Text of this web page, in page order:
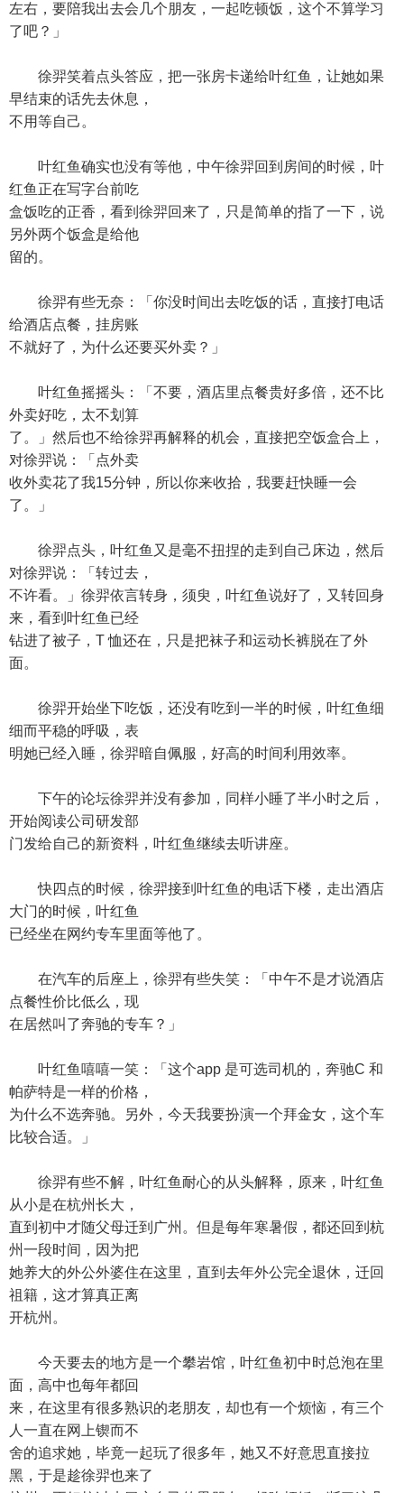
左右，要陪我出去会几个朋友，一起吃顿饭，这个不算学习
了吧？」
徐羿笑着点头答应，把一张房卡递给叶红鱼，让她如果
早结束的话先去休息，
不用等自己。
叶红鱼确实也没有等他，中午徐羿回到房间的时候，叶
红鱼正在写字台前吃
盒饭吃的正香，看到徐羿回来了，只是简单的指了一下，说
另外两个饭盒是给他
留的。
徐羿有些无奈：「你没时间出去吃饭的话，直接打电话
给酒店点餐，挂房账
不就好了，为什么还要买外卖？」
叶红鱼摇摇头：「不要，酒店里点餐贵好多倍，还不比
外卖好吃，太不划算
了。」然后也不给徐羿再解释的机会，直接把空饭盒合上，
对徐羿说：「点外卖
收外卖花了我15分钟，所以你来收拾，我要赶快睡一会
了。」
徐羿点头，叶红鱼又是毫不扭捏的走到自己床边，然后
对徐羿说：「转过去，
不许看。」徐羿依言转身，须臾，叶红鱼说好了，又转回身
来，看到叶红鱼已经
钻进了被子，T 恤还在，只是把袜子和运动长裤脱在了外
面。
徐羿开始坐下吃饭，还没有吃到一半的时候，叶红鱼细
细而平稳的呼吸，表
明她已经入睡，徐羿暗自佩服，好高的时间利用效率。
下午的论坛徐羿并没有参加，同样小睡了半小时之后，
开始阅读公司研发部
门发给自己的新资料，叶红鱼继续去听讲座。
快四点的时候，徐羿接到叶红鱼的电话下楼，走出酒店
大门的时候，叶红鱼
已经坐在网约专车里面等他了。
在汽车的后座上，徐羿有些失笑：「中午不是才说酒店
点餐性价比低么，现
在居然叫了奔驰的专车？」
叶红鱼嘻嘻一笑：「这个app 是可选司机的，奔驰C 和
帕萨特是一样的价格，
为什么不选奔驰。另外，今天我要扮演一个拜金女，这个车
比较合适。」
徐羿有些不解，叶红鱼耐心的从头解释，原来，叶红鱼
从小是在杭州长大，
直到初中才随父母迁到广州。但是每年寒暑假，都还回到杭
州一段时间，因为把
她养大的外公外婆住在这里，直到去年外公完全退休，迁回
祖籍，这才算真正离
开杭州。
今天要去的地方是一个攀岩馆，叶红鱼初中时总泡在里
面，高中也每年都回
来，在这里有很多熟识的老朋友，却也有一个烦恼，有三个
人一直在网上锲而不
舍的追求她，毕竟一起玩了很多年，她又不好意思直接拉
黑，于是趁徐羿也来了